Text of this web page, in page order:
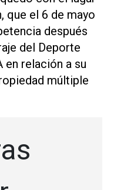
que el 6 de mayo
después
del Deporte
en relación a su
múltiple